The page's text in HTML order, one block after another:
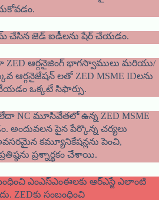
చేసిన జెడ్ ఐడీలను షేర్ చేయడం.
ఆర్గనైజింగ్ భాగస్వాములు మరియు/
ఆర్గనైజేషన్ లతో ZED MSME IDలను
ఒక్కటే సిఫార్సు.
NC మూసివేతలో ఉన్న ZED MSME
పైన పేర్కొన్న చర్యలు
కమ్యూనికేషన్లను పెంచి,
ప్రశ్నార్థకం చేశాయి.
ఎంఎస్ఎంఈలకు ఆర్ఎస్జే ఎలాంటి
ZEDకు సంబంధించి